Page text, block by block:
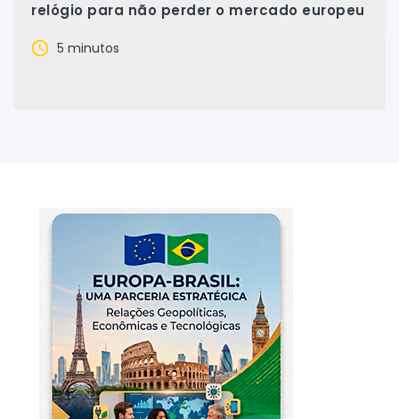
relógio para não perder o mercado europeu
5 minutos